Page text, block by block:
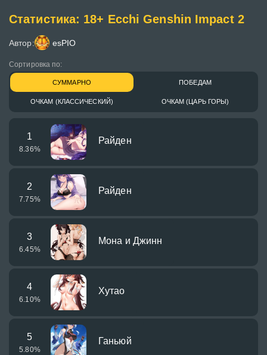
Статистика: 18+ Ecchi Genshin Impact 2
Автор: esPIO
Сортировка по:
СУММАРНО ПОБЕДАМ
ОЧКАМ (КЛАССИЧЕСКИЙ) ОЧКАМ (ЦАРЬ ГОРЫ)
1
8.36%
Райден
2
7.75%
Райден
3
6.45%
Мона и Джинн
4
6.10%
Хутао
5
5.80%
Ганьюй